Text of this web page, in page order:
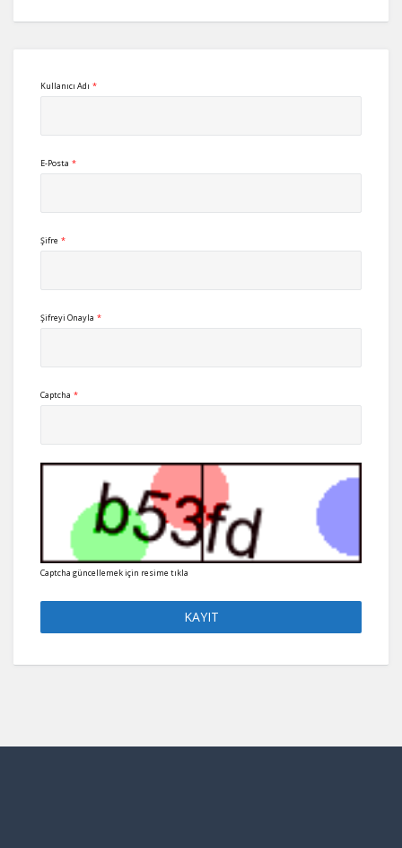
Kullanıcı Adı *
E-Posta *
Şifre *
Şifreyi Onayla *
Captcha *
Captcha güncellemek için resime tıkla